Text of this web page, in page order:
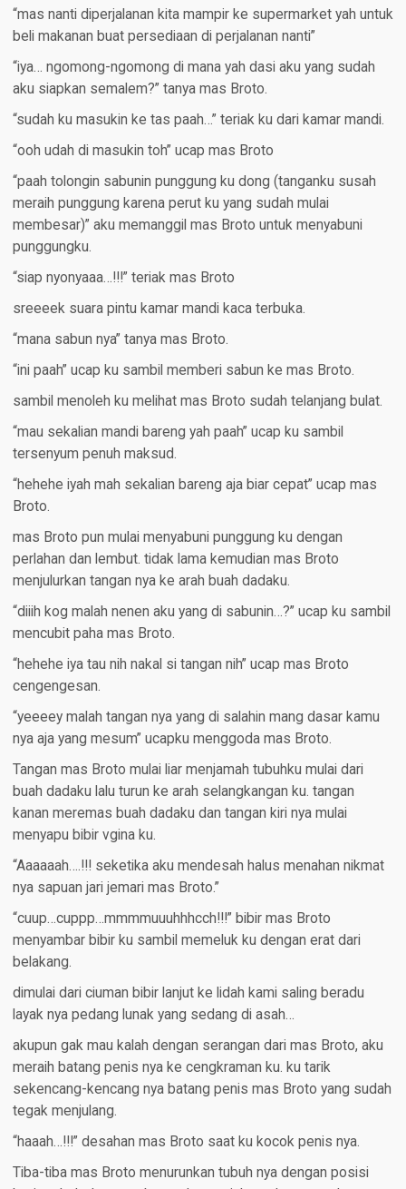
“mas nanti diperjalanan kita mampir ke supermarket yah untuk
beli makanan buat persediaan di perjalanan nanti”
“iya… ngomong-ngomong di mana yah dasi aku yang sudah
aku siapkan semalem?” tanya mas Broto.
“sudah ku masukin ke tas paah…” teriak ku dari kamar mandi.
“ooh udah di masukin toh” ucap mas Broto
“paah tolongin sabunin punggung ku dong (tanganku susah
meraih punggung karena perut ku yang sudah mulai
membesar)” aku memanggil mas Broto untuk menyabuni
punggungku.
“siap nyonyaaa…!!!” teriak mas Broto
sreeeek suara pintu kamar mandi kaca terbuka.
“mana sabun nya” tanya mas Broto.
“ini paah” ucap ku sambil memberi sabun ke mas Broto.
sambil menoleh ku melihat mas Broto sudah telanjang bulat.
“mau sekalian mandi bareng yah paah” ucap ku sambil
tersenyum penuh maksud.
“hehehe iyah mah sekalian bareng aja biar cepat” ucap mas
Broto.
mas Broto pun mulai menyabuni punggung ku dengan
perlahan dan lembut. tidak lama kemudian mas Broto
menjulurkan tangan nya ke arah buah dadaku.
“diiih kog malah nenen aku yang di sabunin…?” ucap ku sambil
mencubit paha mas Broto.
“hehehe iya tau nih nakal si tangan nih” ucap mas Broto
cengengesan.
“yeeeey malah tangan nya yang di salahin mang dasar kamu
nya aja yang mesum” ucapku menggoda mas Broto.
Tangan mas Broto mulai liar menjamah tubuhku mulai dari
buah dadaku lalu turun ke arah selangkangan ku. tangan
kanan meremas buah dadaku dan tangan kiri nya mulai
menyapu bibir vgina ku.
“Aaaaaah….!!! seketika aku mendesah halus menahan nikmat
nya sapuan jari jemari mas Broto.”
“cuup…cuppp…mmmmuuuhhhcch!!!” bibir mas Broto
menyambar bibir ku sambil memeluk ku dengan erat dari
belakang.
dimulai dari ciuman bibir lanjut ke lidah kami saling beradu
layak nya pedang lunak yang sedang di asah…
akupun gak mau kalah dengan serangan dari mas Broto, aku
meraih batang penis nya ke cengkraman ku. ku tarik
sekencang-kencang nya batang penis mas Broto yang sudah
tegak menjulang.
“haaah…!!!” desahan mas Broto saat ku kocok penis nya.
Tiba-tiba mas Broto menurunkan tubuh nya dengan posisi